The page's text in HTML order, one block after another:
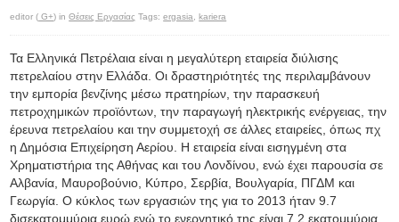
editor ( G+) inΘέσεις Εργασίας Tags:ergasia ,kariera
Τα Ελληνικά Πετρέλαια είναι η μεγαλύτερη εταιρεία διύλισης
πετρελαίου στην Ελλάδα. Οι δραστηριότητές της περιλαμβάνουν
την εμπορία βενζίνης μέσω πρατηρίων, την παρασκευή
πετροχημικών προϊόντων, την παραγωγή ηλεκτρικής ενέργειας, την
έρευνα πετρελαίου και την συμμετοχή σε άλλες εταιρείες, όπως πχ
η Δημόσια Επιχείρηση Αερίου. Η εταιρεία είναι εισηγμένη στα
Χρηματιστήρια της Αθήνας και του Λονδίνου, ενώ έχει παρουσία σε
Αλβανία, Μαυροβούνιο, Κύπρο, Σερβία, Βουλγαρία, ΠΓΔΜ και
Γεωργία. Ο κύκλος των εργασιών της για το 2013 ήταν 9.7
δισεκατομμύρια ευρώ ενώ το ενεργητικό της είναι 7.2 εκατομμύρια